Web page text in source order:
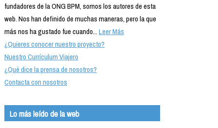
fundadores de la ONG BPM, somos los autores de esta
web. Nos han definido de muchas maneras, pero la que
más nos ha gustado fue cuando...Leer Más
¿Quieres conocer nuestro proyecto?
Nuestro Currículum Viajero
¿Qué dice la prensa de nosotros?
Contacta con nosotros
Lo más leído de la web